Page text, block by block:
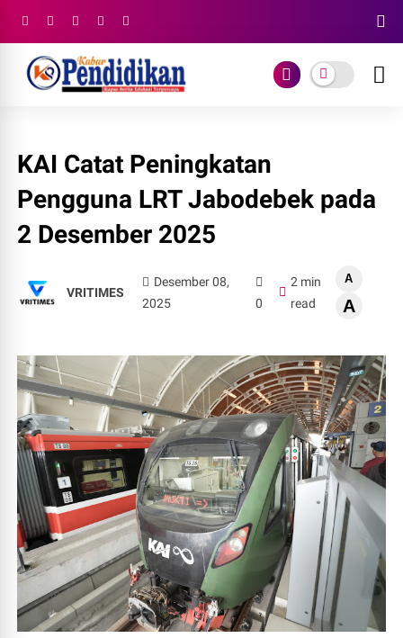
KAI Catat Peningkatan
Pengguna LRT Jabodebek pada
2 Desember 2025
VRITIMES
Desember 08,
2025
0
2 min
read
A
A